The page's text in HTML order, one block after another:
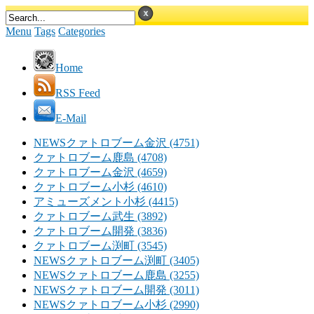
Menu Tags Categories
Home
RSS Feed
E-Mail
NEWSクァトロブーム金沢 (4751)
クァトロブーム鹿島 (4708)
クァトロブーム金沢 (4659)
クァトロブーム小杉 (4610)
アミューズメント小杉 (4415)
クァトロブーム武生 (3892)
クァトロブーム開発 (3836)
クァトロブーム渕町 (3545)
NEWSクァトロブーム渕町 (3405)
NEWSクァトロブーム鹿島 (3255)
NEWSクァトロブーム開発 (3011)
NEWSクァトロブーム小杉 (2990)